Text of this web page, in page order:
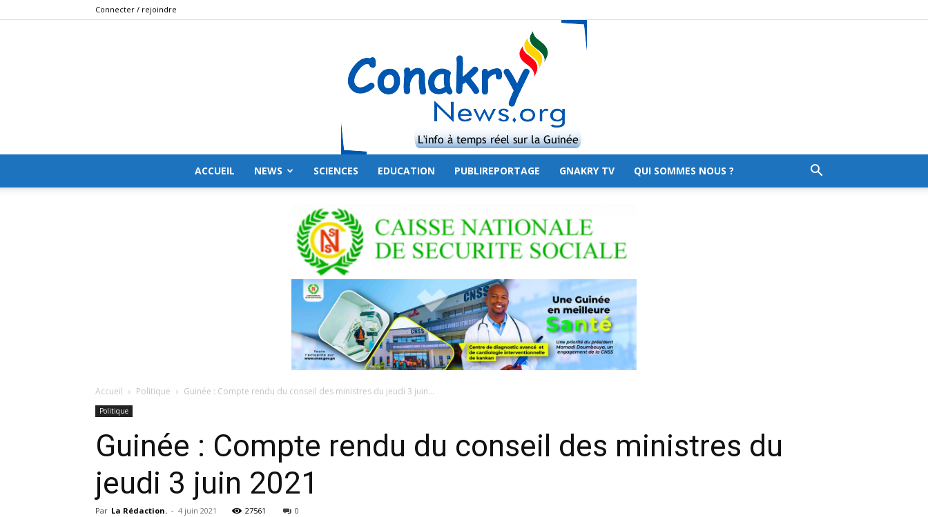
Connecter / rejoindre
ACCUEIL NEWS SCIENCES EDUCATION PUBLIREPORTAGE GNAKRY TV QUI SOMMES NOUS ?
Accueil Politique Guinée : Compte rendu du conseil des ministres du jeudi 3 juin...
Politique
Guinée : Compte rendu du conseil des ministres du
jeudi 3 juin 2021
Par La Rédaction. - 4 juin 2021 27561 0